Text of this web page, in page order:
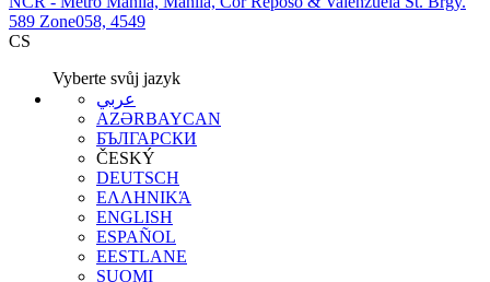
589 Zone058, 4549
CS
Vyberte svůj jazyk
عربي
AZƏRBAYCAN
БЪЛГАРСКИ
ČESKÝ
DEUTSCH
ΕΛΛΗΝΙΚΆ
ENGLISH
ESPAÑOL
EESTLANE
SUOMI